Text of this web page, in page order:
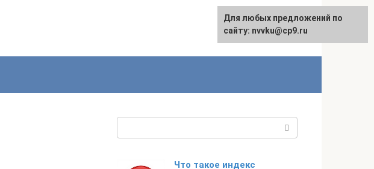
English
Что такое индекс
Для любых предложений по
сайту: nvvku@cp9.ru